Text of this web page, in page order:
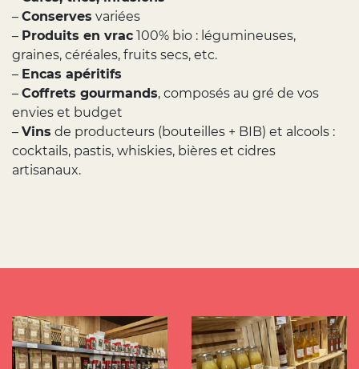
– Conserves variées
– Produits en vrac 100% bio : légumineuses,
graines, céréales, fruits secs, etc.
– Encas apéritifs
– Coffrets gourmands, composés au gré de vos
envies et budget
– Vins de producteurs (bouteilles + BIB) et alcools :
cocktails, pastis, whiskies, bières et cidres
artisanaux.